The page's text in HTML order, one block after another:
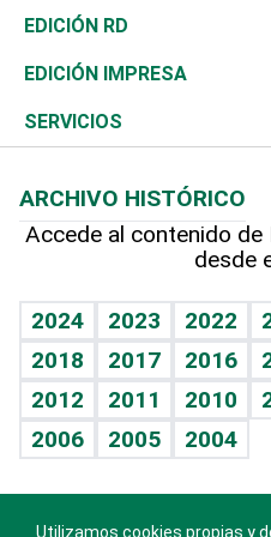
Ocenanía
Caribe
Resto del mundo
Telecom.
Global y variable
Economía personal
Sociales
Novedades
Podcast Arte Libre
Hablando con el pediatra
Vida y familia
Eñe
Celebrando la vida
Sin complejos
En pocas palabras
Tenis
Olimpismo
Más deportes
TBT Deportivo
El Espía
Noticiero Poteleche
Columnistas
Más firmas
Historia
Martes de tecnología
Cambio climático
Revista
Deportes
Opinión
Hecho en casa
Guía del dinero
EDICIÓN RD
EDICIÓN IMPRESA
SERVICIOS
Cumpleaños
Horóscopos
Crucigramas
ARCHIVO HISTÓRICO
Accede al contenido
desde
2024 2023 2022
2018
2017 2016
2012
2011 2010
2006
2005 2004
Utilizamos cookies propias y